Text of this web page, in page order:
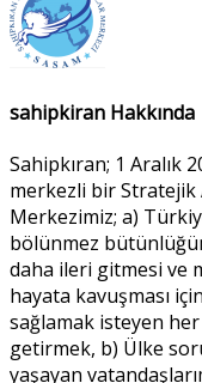
sahipkiran Hakkında
Sahipkıran; 1 Aralık
merkezli bir Stratejik
Merkezimiz; a)
bölünmez
daha ileri gitmesi ve
hayata kavuşması
sağlamak isteyen
getirmek, b) Ülke
yaşayan